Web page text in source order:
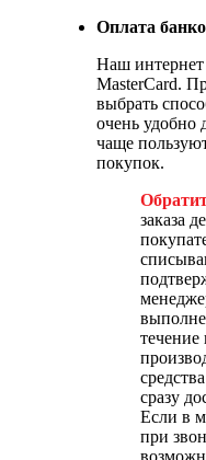
Оплата
Наш интернет
MasterCard.
выбрать
очень удобно
чаще
покупок.
заказа
течение
сразу
Если в
при